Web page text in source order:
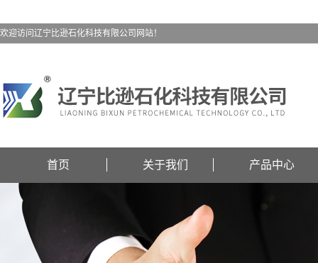
欢迎访问辽宁比逊石化科技有限公司网站！
首页 关于我们 产品中心